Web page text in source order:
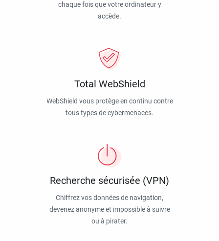
chaque fois que votre ordinateur y
accède.
Total WebShield
WebShield vous protège en continu contre
tous types de cybermenaces.
Recherche sécurisée (VPN)
Chiffrez vos données de navigation,
devenez anonyme et impossible à suivre
ou à pirater.